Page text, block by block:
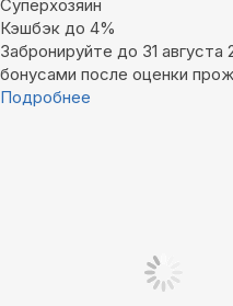
Суперхозяин
Кэшбэк до 4%
Забронируйте до 31
бонусами после оценки
Подробнее